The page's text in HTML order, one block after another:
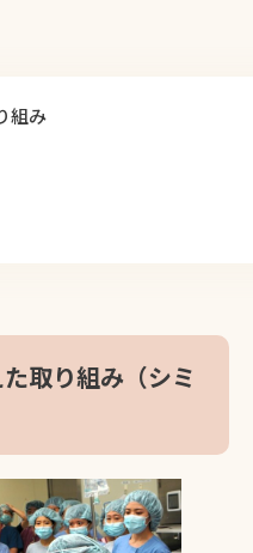
組み
取り組み（シミ